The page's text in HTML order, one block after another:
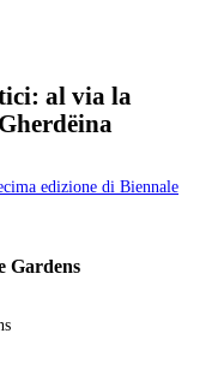
al via la
Gardens